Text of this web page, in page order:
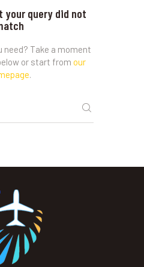
your query did not
need? Take a moment
or start from our
.